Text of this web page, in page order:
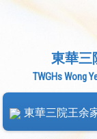
東華三
TWGHs Wong
東華三院王余